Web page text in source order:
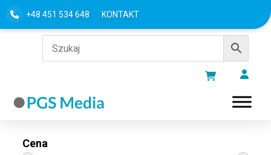
+48 451 534 648 KONTAKT
Filtru według
Cena